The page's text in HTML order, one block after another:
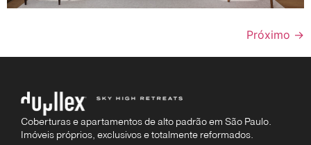
Próximo →
Coberturas e apartamentos de alto padrão em São Paulo.
Imóveis próprios, exclusivos e totalmente reformados.